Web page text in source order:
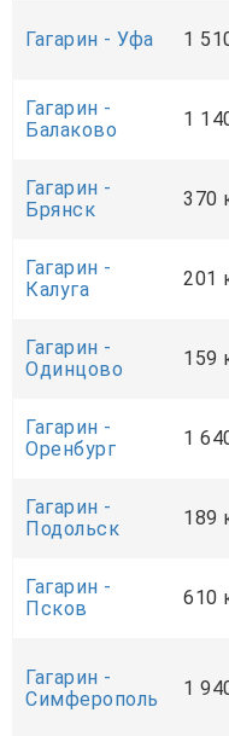
Гагарин - Уфа 1
Гагарин -
Балаково
1
Гагарин -
Брянск
370
Гагарин -
Калуга
201
Гагарин -
Одинцово
159
Гагарин -
Оренбург
1
Гагарин -
Подольск
189
Гагарин -
Псков
610
Гагарин -
Симферополь
1